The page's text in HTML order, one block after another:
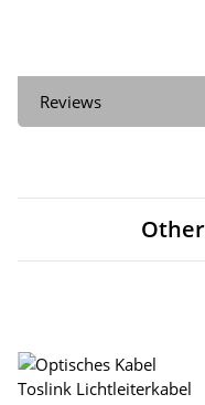
Reviews